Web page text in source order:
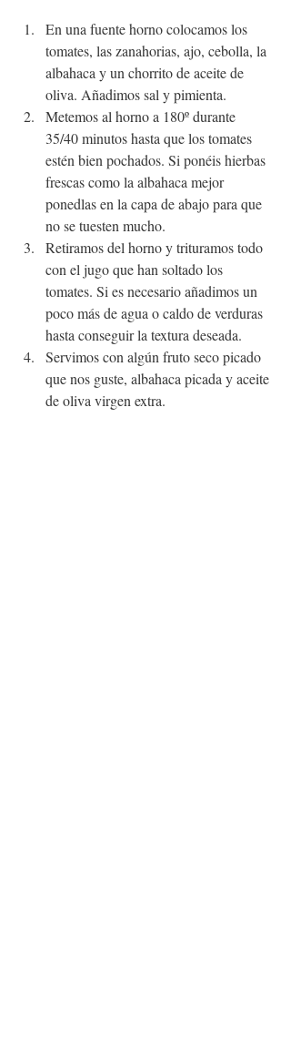
En una fuente horno colocamos los
tomates, las zanahorias, ajo, cebolla, la
albahaca y un chorrito de aceite de
oliva. Añadimos sal y pimienta.
Metemos al horno a 180º durante
35/40 minutos hasta que los tomates
estén bien pochados. Si ponéis hierbas
frescas como la albahaca mejor
ponedlas en la capa de abajo para que
no se tuesten mucho.
Retiramos del horno y trituramos todo
con el jugo que han soltado los
tomates. Si es necesario añadimos un
poco más de agua o caldo de verduras
hasta conseguir la textura deseada.
Servimos con algún fruto seco picado
que nos guste, albahaca picada y aceite
de oliva virgen extra.